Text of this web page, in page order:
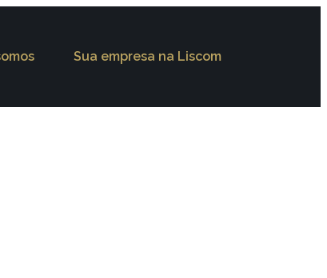
Sua empresa na Liscom